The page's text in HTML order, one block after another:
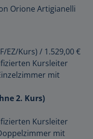
Orione Artigianelli
EZ/Kurs) / 1.529,00 €
Kursleiter
mit
2. Kurs)
Kursleiter
mit